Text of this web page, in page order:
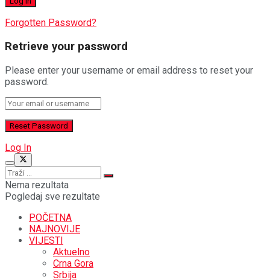
Forgotten Password?
Retrieve your password
Please enter your username or email address to reset your
password.
Log In
Nema rezultata
Pogledaj sve rezultate
POČETNA
NAJNOVIJE
VIJESTI
Aktuelno
Crna Gora
Srbija